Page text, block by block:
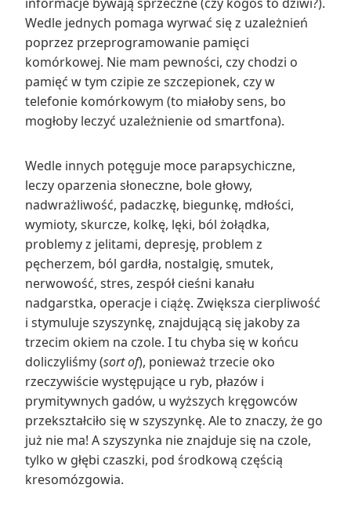
Wedle jednych pomaga wyrwać się z uzależnień
poprzez przeprogramowanie pamięci
komórkowej. Nie mam pewności, czy chodzi o
pamięć w tym czipie ze szczepionek, czy w
telefonie komórkowym (to miałoby sens, bo
mogłoby leczyć uzależnienie od smartfona).
Wedle innych potęguje moce parapsychiczne,
leczy oparzenia słoneczne, bole głowy,
nadwrażliwość, padaczkę, biegunkę, mdłości,
wymioty, skurcze, kolkę, lęki, ból żołądka,
problemy z jelitami, depresję, problem z
pęcherzem, ból gardła, nostalgię, smutek,
nerwowość, stres, zespół cieśni kanału
nadgarstka, operacje i ciążę. Zwiększa cierpliwość
i stymuluje szyszynkę, znajdującą się jakoby za
trzecim okiem na czole. I tu chyba się w końcu
doliczyliśmy (sort of), ponieważ trzecie oko
rzeczywiście występujące u ryb, płazów i
prymitywnych gadów, u wyższych kręgowców
przekształciło się w szyszynkę. Ale to znaczy, że go
już nie ma! A szyszynka nie znajduje się na czole,
tylko w głębi czaszki, pod środkową częścią
kresomózgowia.